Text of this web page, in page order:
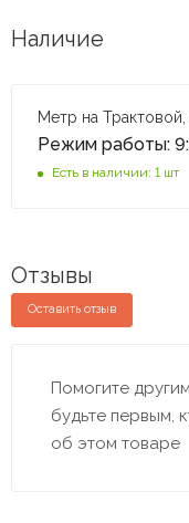
Наличие
Метр на Трактовой,
Режим работы:
Есть в наличии: 1 шт
Отзывы
Оставить отзыв
Помогите
будьте первым,
об этом товаре